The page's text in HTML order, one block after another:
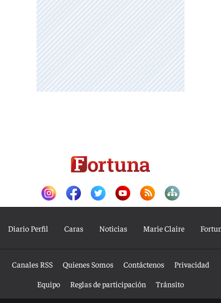
Diario Perfil Caras Noticias Marie Claire
Canales RSS Quienes Somos Contáctenos
Privacidad
Equipo
Reglas de participación Tránsito